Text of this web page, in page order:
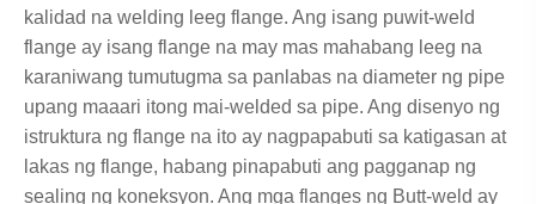
kalidad na welding leeg flange. Ang isang puwit-weld
flange ay isang flange na may mas mahabang leeg na
karaniwang tumutugma sa panlabas na diameter ng pipe
upang maaari itong mai-welded sa pipe. Ang disenyo ng
istruktura ng flange na ito ay nagpapabuti sa katigasan at
lakas ng flange, habang pinapabuti ang pagganap ng
sealing ng koneksyon. Ang mga flanges ng Butt-weld ay